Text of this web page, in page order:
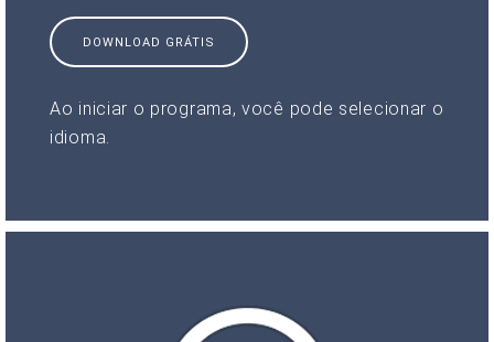
DOWNLOAD GRÁTIS
Ao iniciar o programa, você pode selecionar o
idioma.